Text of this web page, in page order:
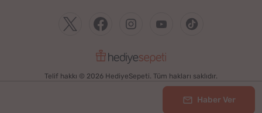
Haber Ver
Telif hakkı © 2026 HediyeSepeti. Tüm hakları saklıdır.